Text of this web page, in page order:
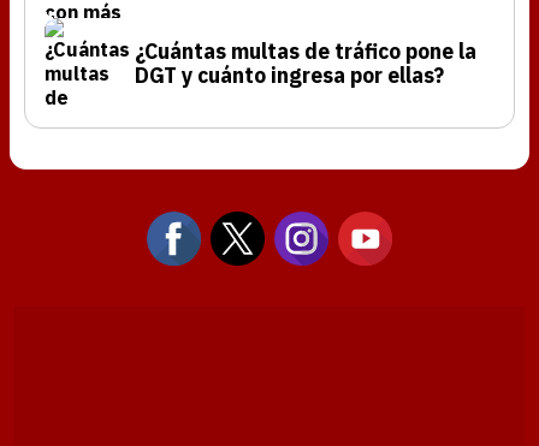
¿Cuántas multas de tráfico pone la
DGT y cuánto ingresa por ellas?